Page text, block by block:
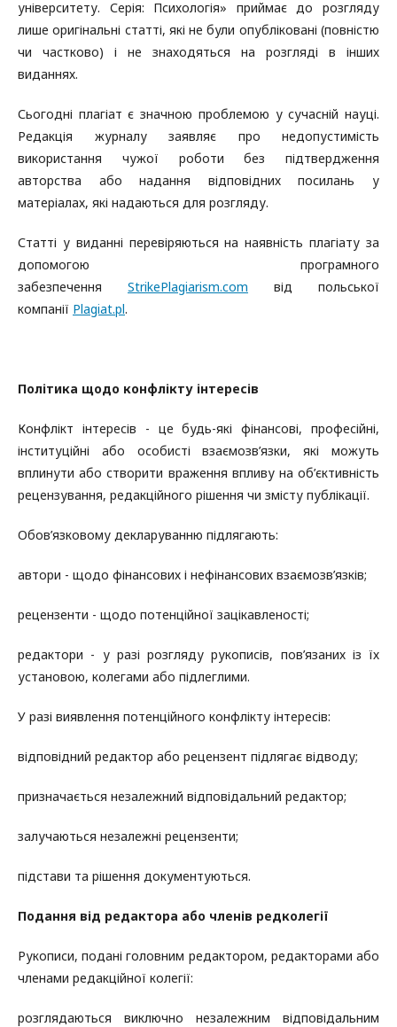
університету. Серія: Психологія» приймає до розгляду
лише оригінальні статті, які не були опубліковані (повністю
чи частково) і не знаходяться на розгляді в інших
виданнях.
Сьогодні плагіат є значною проблемою у сучасній науці.
Редакція журналу заявляє про недопустимість
використання чужої роботи без підтвердження
авторства або надання відповідних посилань у
матеріалах, які надаються для розгляду.
Статті у виданні перевіряються на наявність плагіату за
допомогою програмного
забезпечення StrikePlagiarism.com від польської
компанії Plagiat.pl.
Політика щодо конфлікту інтересів
Конфлікт інтересів - це будь-які фінансові, професійні,
інституційні або особисті взаємозв’язки, які можуть
вплинути або створити враження впливу на об’єктивність
рецензування, редакційного рішення чи змісту публікації.
Обов’язковому декларуванню підлягають:
автори - щодо фінансових і нефінансових взаємозв’язків;
рецензенти - щодо потенційної зацікавленості;
редактори - у разі розгляду рукописів, пов’язаних із їх
установою, колегами або підлеглими.
У разі виявлення потенційного конфлікту інтересів:
відповідний редактор або рецензент підлягає відводу;
призначається незалежний відповідальний редактор;
залучаються незалежні рецензенти;
підстави та рішення документуються.
Подання від редактора або членів редколегії
Рукописи, подані головним редактором, редакторами або
членами редакційної колегії:
розглядаються виключно незалежним відповідальним